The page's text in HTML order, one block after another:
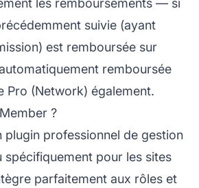
les remboursements — si
suivie (ayant
est remboursée sur
remboursée
Pro (Network) également.
?
plugin professionnel de gestion
spécifiquement pour les sites
parfaitement aux rôles et